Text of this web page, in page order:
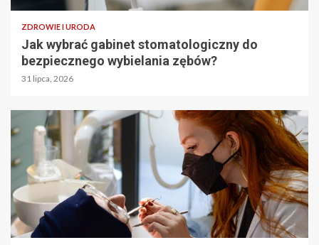
ZDROWIE I URODA
Jak wybrać gabinet stomatologiczny do
bezpiecznego wybielania zębów?
31 lipca, 2026